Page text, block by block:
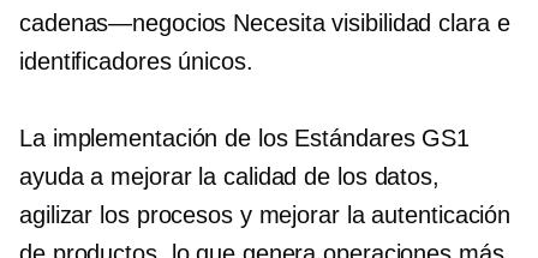
cadenas—negocios Necesita visibilidad clara e
identificadores únicos.
La implementación de los Estándares GS1
ayuda a mejorar la calidad de los datos,
agilizar los procesos y mejorar la autenticación